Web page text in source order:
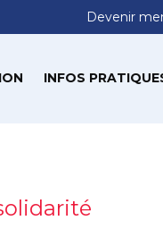
Devenir
INFOS